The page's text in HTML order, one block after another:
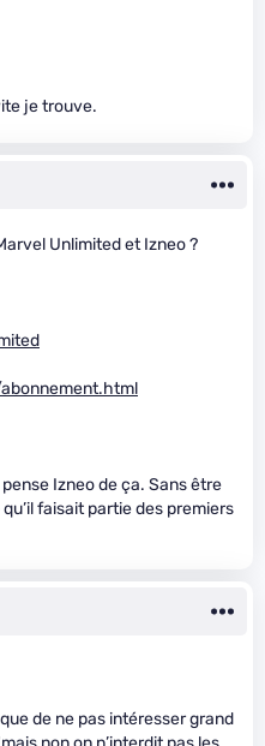
je trouve.
Unlimited et Izneo ?
Izneo de ça. Sans être
faisait partie des premiers
de ne pas intéresser grand